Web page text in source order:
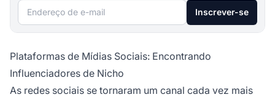
Endereço de e-mail Inscrever-se
Plataformas de Mídias Sociais: Encontrando
Influenciadores de Nicho
As redes sociais se tornaram um canal cada vez mais